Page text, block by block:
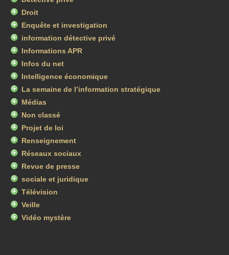
Droit
Enquête et investigation
information détective privé
Informations APR
Infos du net
Intelligence économique
La semaine de l’information stratégique
Médias
Non classé
Projet de loi
Renseignement
Réseaux sociaux
Revue de presse
sociale et juridique
Télévision
Veille
Vidéo mystère